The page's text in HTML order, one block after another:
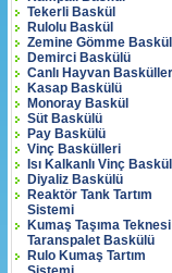
Tekerli Baskül
Rulolu Baskül
Zemine Gömme Baskül
Demirci Baskülü
Canlı Hayvan
Kasap Baskülü
Monoray Baskül
Süt Baskülü
Pay Baskülü
Vinç Baskülleri
Isı Kalkanlı Vinç Baskül
Diyaliz Baskülü
Reaktör Tank Tartım
Sistemi
Kumaş Taşıma Teknesi
Taranspalet Baskülü
Rulo Kumaş Tartım